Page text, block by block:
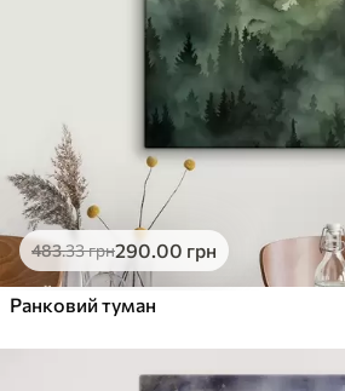
483.33грн290.00 грн
Ранковий туман